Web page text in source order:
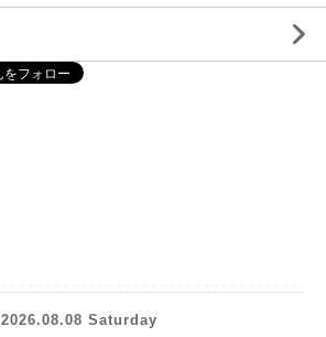
2026.08.08 Saturday